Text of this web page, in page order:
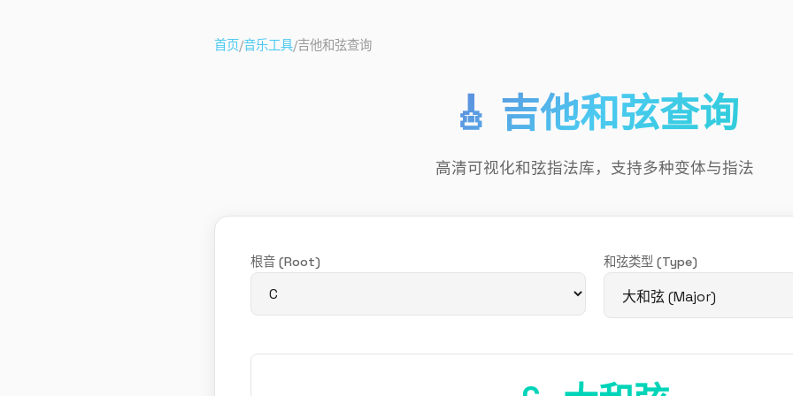
首页/音乐工具/吉他和弦查询
🎸 吉他和弦查询
高清可视化和弦指法库，支持多种变体与指法
根音 (Root) 和弦类型 (Type)